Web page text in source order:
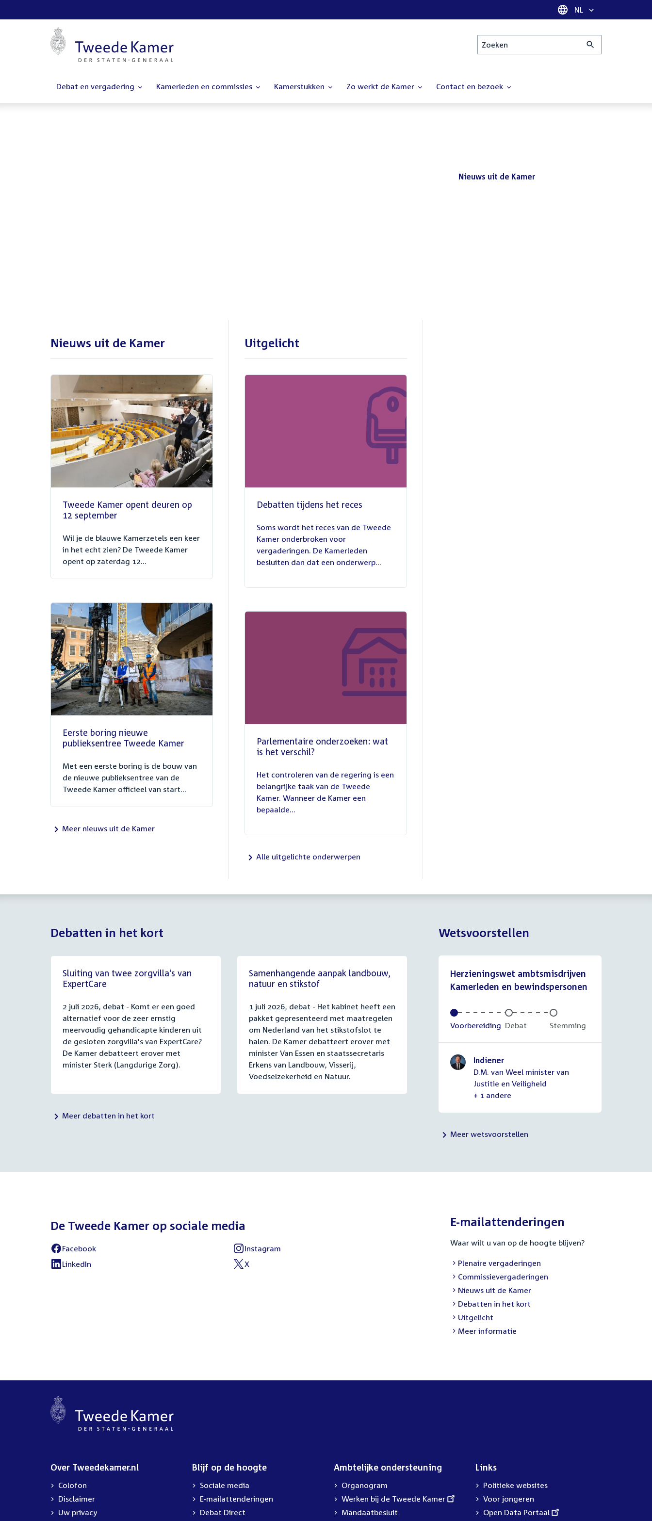
Taal selectie
NL
Zoeken
Debat en vergadering Kamerleden en commissies Kamerstukken Zo werkt de Kamer Contact en bezoek
Nieuws uit de Kamer
Nieuws uit de Kamer
Tweede Kamer opent deuren op
12 september
Wil je de blauwe Kamerzetels een keer
in het echt zien? De Tweede Kamer
opent op zaterdag 12...
Eerste boring nieuwe
publieksentree Tweede Kamer
Met een eerste boring is de bouw van
de nieuwe publieksentree van de
Tweede Kamer officieel van start...
Meer nieuws uit de Kamer
Uitgelicht
Debatten tijdens het reces
juli
2026
Soms wordt het reces van de Tweede
Kamer onderbroken voor
vergaderingen. De Kamerleden
besluiten dan dat een onderwerp...
Parlementaire onderzoeken: wat
is het verschil?
juli
2026
Het controleren van de regering is een
belangrijke taak van de Tweede
Kamer. Wanneer de Kamer een
bepaalde...
Alle uitgelichte onderwerpen
Debatten in het kort
Sluiting van twee zorgvilla's van
ExpertCare
2 juli 2026, debat - Komt er een goed
alternatief voor de zeer ernstig
meervoudig gehandicapte kinderen uit
de gesloten zorgvilla's van ExpertCare?
De Kamer debatteert erover met
minister Sterk (Langdurige Zorg).
Samenhangende aanpak landbouw,
natuur en stikstof
1 juli 2026, debat - Het kabinet heeft een
pakket gepresenteerd met maatregelen
om Nederland van het stikstofslot te
halen. De Kamer debatteert erover met
minister Van Essen en staatssecretaris
Erkens van Landbouw, Visserij,
Voedselzekerheid en Natuur.
Meer debatten in het kort
Wetsvoorstellen
Herzieningswet ambtsmisdrijven
Kamerleden en bewindspersonen
Voltooid:
Voorbereiding Onvoltooid:
Debat Onvoltooid:
Stemming
Indiener
D.M. van Weel minister van
Justitie en Veiligheid
+ 1 andere
Meer wetsvoorstellen
De Tweede Kamer op sociale media
External
link:
Facebook
External
link:
Instagram
External
LinkedIn
External
X
E-mailattenderingen
Waar wilt u van op de hoogte blijven?
External
link:
Plenaire vergaderingen
External
link:
Commissievergaderingen
External
link:
Nieuws uit de Kamer
External
link:
Debatten in het kort
External
link:
Uitgelicht
Meer informatie
Over Tweedekamer.nl
Colofon
Disclaimer
Uw privacy
Blijf op de hoogte
Sociale media
E-mailattenderingen
Debat Direct
Ambtelijke ondersteuning
Organogram
External
link:
Werken bij de Tweede Kamer
Mandaatbesluit
Links
Politieke websites
Voor jongeren
External
Open Data Portaal